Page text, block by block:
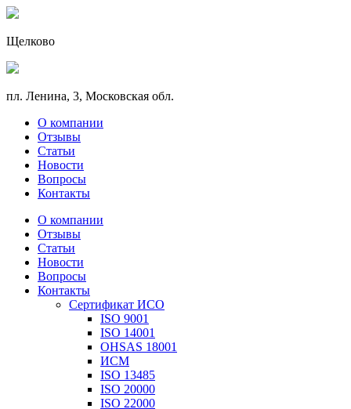
Щелково
пл. Ленина, 3, Московская обл.
О компании
Отзывы
Статьи
Новости
Вопросы
Контакты
О компании
Отзывы
Статьи
Новости
Вопросы
Контакты
Сертификат ИСО
ISO 9001
ISO 14001
OHSAS 18001
ИСМ
ISO 13485
ISO 20000
ISO 22000